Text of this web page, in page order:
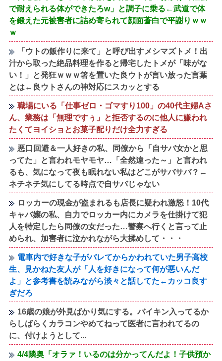
で耐えられる体ができたろw」と調子に乗る←武道で体
を鍛えた元被害者に詰め寄られて顔面蒼白で平謝りｗｗ
ｗ
「ウトの飯作りに来て」と呼び出すメシマズトメ！出
汁から取った絶品料理を作ると帰宅したトメが「味がな
い！」と発狂ｗｗｗ箸を置いた良ウトが言い放った言葉
とは←良ウトさんの神対応にスカッとする
職場にいる「仕事ゼロ・ゴマすり100」の40代主婦Aさ
ん、業務は「無理ですぅ」と拒否するのに他人に嫌われ
たくてヨイショとお菓子配りだけ全力すぎる
悪口回避＆一人好きの私、同僚から「自サバ女かと思
ってた」と言われモヤモヤ…「全然違った～」と言われ
るも、気になって夜も眠れない私はどこがサバサバ？←
ネチネチ気にしてる時点で自サバじゃない
ロッカーの現金が盗まれるも店長に疑われ激怒！10代
キャバ嬢の私、自力でロッカー内にカメラを仕掛けて犯
人を特定したら同僚の女だった…警察へ行くと言って止
められ、加害者に泣かれながら大揉めして・・・
電車内で好きな子がバレてからかわれていた男子高校
生、見かねた友人が「人を好きになって何が悪いんだ
よ」と参考書を読みながら淡々と話してた←カッコ良す
ぎだろ
16歳の娘が外見ばかり気にする。バイキン入ってるか
らしばらくカラコンやめてねって医者に言われてるの
に、付けようとして...
4/4隣奥「オラァ！いるのは分かってんだよ！子供預か